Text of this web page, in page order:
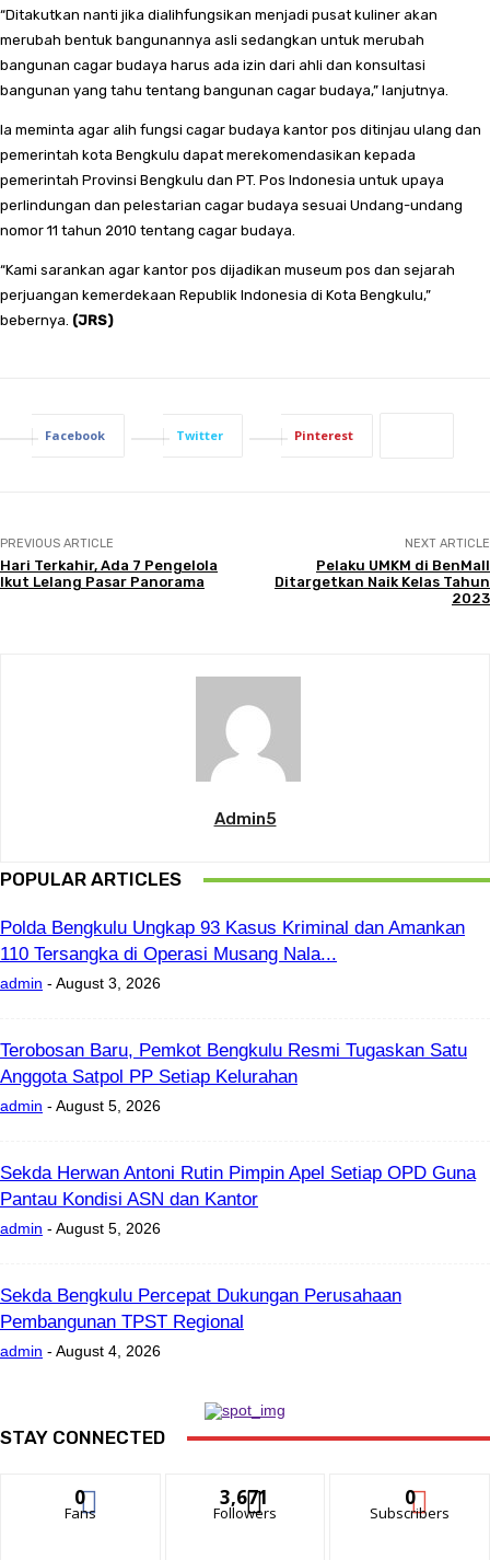
“Ditakutkan nanti jika dialihfungsikan menjadi pusat kuliner akan
merubah bentuk bangunannya asli sedangkan untuk merubah
bangunan cagar budaya harus ada izin dari ahli dan konsultasi
bangunan yang tahu tentang bangunan cagar budaya,” lanjutnya.
Ia meminta agar alih fungsi cagar budaya kantor pos ditinjau ulang dan
pemerintah kota Bengkulu dapat merekomendasikan kepada
pemerintah Provinsi Bengkulu dan PT. Pos Indonesia untuk upaya
perlindungan dan pelestarian cagar budaya sesuai Undang-undang
nomor 11 tahun 2010 tentang cagar budaya.
“Kami sarankan agar kantor pos dijadikan museum pos dan sejarah
perjuangan kemerdekaan Republik Indonesia di Kota Bengkulu,”
bebernya. (JRS)
Facebook Twitter Pinterest
PREVIOUS ARTICLE
Hari Terkahir, Ada 7 Pengelola
Ikut Lelang Pasar Panorama
NEXT ARTICLE
Pelaku UMKM di BenMall
Ditargetkan Naik Kelas Tahun
2023
Admin5
POPULAR ARTICLES
Polda Bengkulu Ungkap 93 Kasus Kriminal dan Amankan
110 Tersangka di Operasi Musang Nala...
admin - August 3, 2026
Terobosan Baru, Pemkot Bengkulu Resmi Tugaskan Satu
Anggota Satpol PP Setiap Kelurahan
admin - August 5, 2026
Sekda Herwan Antoni Rutin Pimpin Apel Setiap OPD Guna
Pantau Kondisi ASN dan Kantor
admin - August 5, 2026
Sekda Bengkulu Percepat Dukungan Perusahaan
Pembangunan TPST Regional
admin - August 4, 2026
STAY CONNECTED
0
Fans
3,671
Followers
0
Subscribers